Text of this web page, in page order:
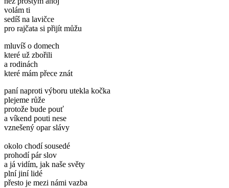
volám ti
sedíš na lavičce
pro rajčata si přijít můžu
mluvíš o domech
které už zbořili
a rodinách
které mám přece znát
paní naproti výboru utekla kočka
plejeme růže
protože bude pouť
a víkend pouti nese
vznešený opar slávy
okolo chodí sousedé
prohodí pár slov
a já vidím, jak naše světy
plní jiní lidé
přesto je mezi námi vazba